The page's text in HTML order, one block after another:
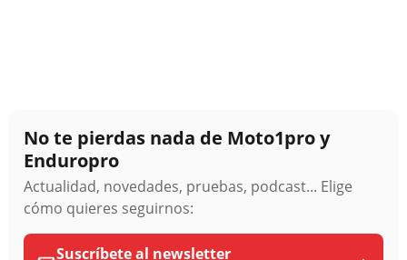
No te pierdas nada de Moto1pro y
Enduropro
Actualidad, novedades, pruebas, podcast... Elige
cómo quieres seguirnos:
Suscríbete al newsletter